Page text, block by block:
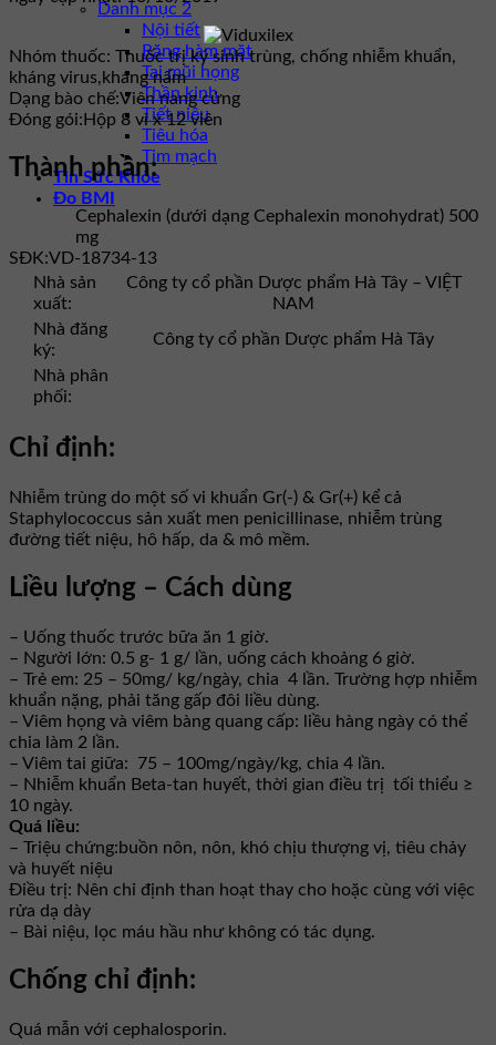
Danh mục 2
Nội tiết
Răng hàm mặt
Tai mũi họng
Thần kinh
Tiết niệu
Tiêu hóa
Tim mạch
Tin Sức Khỏe
Đo BMI
Nhóm thuốc: Thuốc trị ký sinh trùng, chống nhiễm khuẩn,
kháng virus,kháng nấm
Dạng bào chế:Viên nang cứng
Đóng gói: Hộp 8 vỉ x 12 viên
Thành phần:
Cephalexin (dưới dạng Cephalexin monohydrat) 500
mg
SĐK:VD-18734-13
Nhà sản
xuất:
Công ty cổ phần Dược phẩm Hà Tây – VIỆT
NAM
Nhà đăng
ký:
Công ty cổ phần Dược phẩm Hà Tây
Nhà phân
phối:
Chỉ định:
Nhiễm trùng do một số vi khuẩn Gr(-) & Gr(+) kể cả
Staphylococcus sản xuất men penicillinase, nhiễm trùng
đường tiết niệu, hô hấp, da & mô mềm.
Liều lượng – Cách dùng
– Uống thuốc trước bữa ăn 1 giờ.
– Người lớn: 0.5 g- 1 g/ lần, uống cách khoảng 6 giờ.
– Trẻ em: 25 – 50mg/ kg/ngày, chia 4 lần. Trường hợp nhiễm
khuẩn nặng, phải tăng gấp đôi liều dùng.
– Viêm họng và viêm bàng quang cấp: liều hàng ngày có thể
chia làm 2 lần.
– Viêm tai giữa: 75 – 100mg/ngày/kg, chia 4 lần.
– Nhiễm khuẩn Beta-tan huyết, thời gian điều trị tối thiểu ≥
10 ngày.
Quá liều:
– Triệu chứng:buồn nôn, nôn, khó chịu thượng vị, tiêu chảy
và huyết niệu
Điều trị: Nên chỉ định than hoạt thay cho hoặc cùng với việc
rửa dạ dày
– Bài niệu, lọc máu hầu như không có tác dụng.
Chống chỉ định:
Quá mẫn với cephalosporin.